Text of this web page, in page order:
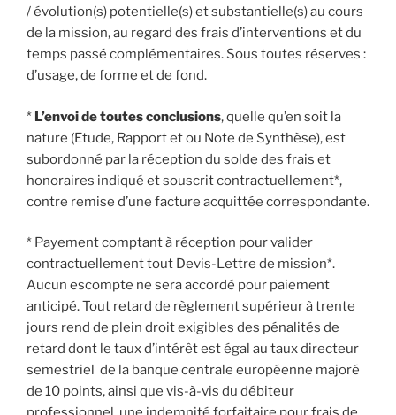
/ évolution(s) potentielle(s) et substantielle(s) au cours
de la mission, au regard des frais d’interventions et du
temps passé complémentaires. Sous toutes réserves :
d’usage, de forme et de fond.
* L’envoi de toutes conclusions, quelle qu’en soit la
nature (Etude, Rapport et ou Note de Synthèse), est
subordonné par la réception du solde des frais et
honoraires indiqué et souscrit contractuellement*,
contre remise d’une facture acquittée correspondante.
* Payement comptant à réception pour valider
contractuellement tout Devis-Lettre de mission*.
Aucun escompte ne sera accordé pour paiement
anticipé. Tout retard de règlement supérieur à trente
jours rend de plein droit exigibles des pénalités de
retard dont le taux d’intérêt est égal au taux directeur
semestriel de la banque centrale européenne majoré
de 10 points, ainsi que vis-à-vis du débiteur